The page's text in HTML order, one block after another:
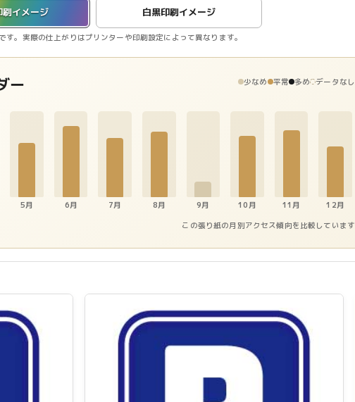
刷イメージ 白黒印刷イメージ
す。実際の仕上がりはプリンターや印刷設定によって異なります。
ー 少なめ 平常 多め データなし
5月 6月 7月 8月 9月 10月 11月 12月
この張り紙の月別アクセス傾向を比較しています